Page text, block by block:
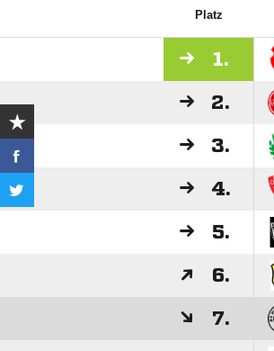
Platz
1.
2.
3.
4.
5.
6.
7.